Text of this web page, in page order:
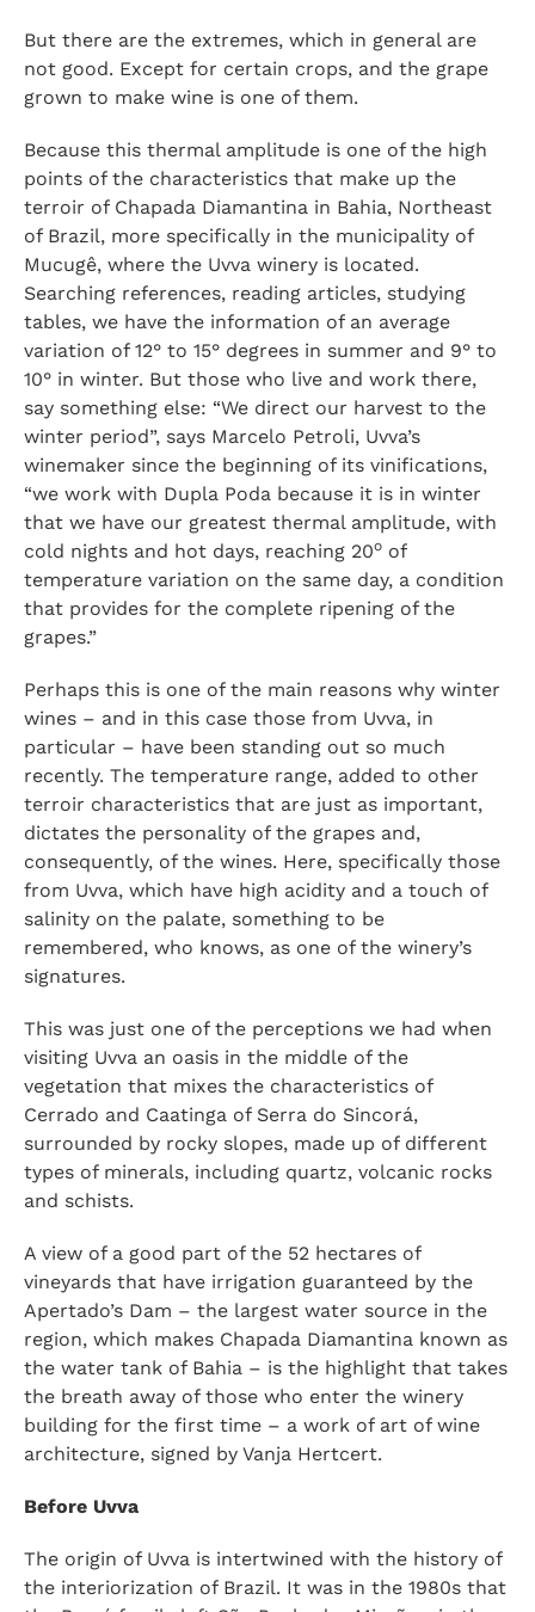
But there are the extremes, which in general are
not good. Except for certain crops, and the grape
grown to make wine is one of them.
Because this thermal amplitude is one of the high
points of the characteristics that make up the
terroir of Chapada Diamantina in Bahia, Northeast
of Brazil, more specifically in the municipality of
Mucugê, where the Uvva winery is located.
Searching references, reading articles, studying
tables, we have the information of an average
variation of 12° to 15° degrees in summer and 9° to
10° in winter. But those who live and work there,
say something else: “We direct our harvest to the
winter period”, says Marcelo Petroli, Uvva’s
winemaker since the beginning of its vinifications,
“we work with Dupla Poda because it is in winter
that we have our greatest thermal amplitude, with
cold nights and hot days, reaching 20o of
temperature variation on the same day, a condition
that provides for the complete ripening of the
grapes.”
Perhaps this is one of the main reasons why winter
wines – and in this case those from Uvva, in
particular – have been standing out so much
recently. The temperature range, added to other
terroir characteristics that are just as important,
dictates the personality of the grapes and,
consequently, of the wines. Here, specifically those
from Uvva, which have high acidity and a touch of
salinity on the palate, something to be
remembered, who knows, as one of the winery’s
signatures.
This was just one of the perceptions we had when
visiting Uvva an oasis in the middle of the
vegetation that mixes the characteristics of
Cerrado and Caatinga of Serra do Sincorá,
surrounded by rocky slopes, made up of different
types of minerals, including quartz, volcanic rocks
and schists.
A view of a good part of the 52 hectares of
vineyards that have irrigation guaranteed by the
Apertado’s Dam – the largest water source in the
region, which makes Chapada Diamantina known as
the water tank of Bahia – is the highlight that takes
the breath away of those who enter the winery
building for the first time – a work of art of wine
architecture, signed by Vanja Hertcert.
Before Uvva
The origin of Uvva is intertwined with the history of
the interiorization of Brazil. It was in the 1980s that